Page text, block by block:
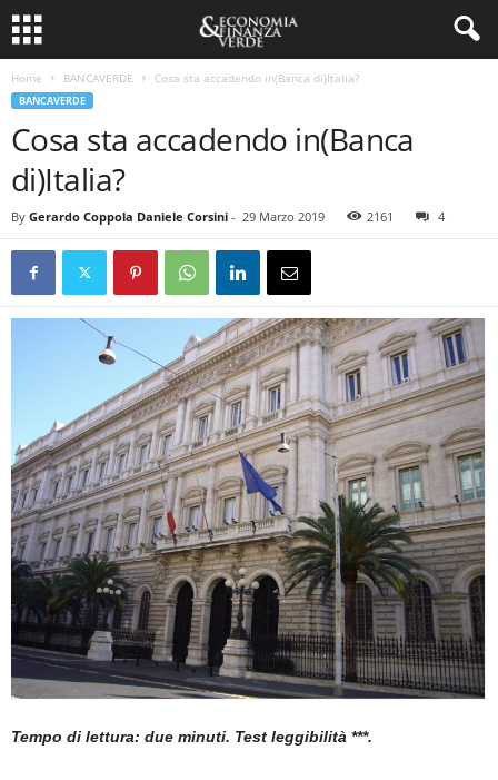
Home BANCAVERDE Cosa sta accadendo in(Banca di)Italia?
BANCAVERDE
Cosa sta accadendo in(Banca
di)Italia?
By Gerardo Coppola Daniele Corsini - 29 Marzo 2019 2161 4
Tempo di lettura: due minuti. Test leggibilità ***.